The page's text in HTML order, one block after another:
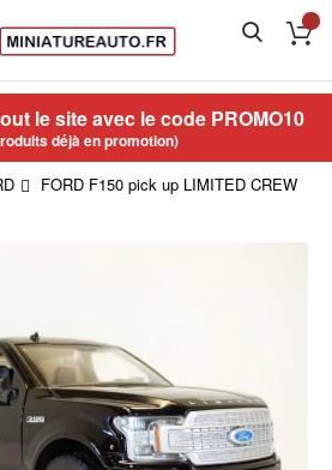
le site avec le code PROMO10
déjà en promotion)
FORD F150 pick up LIMITED CREW